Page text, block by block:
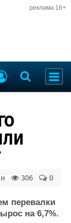
реклама 16+
0
306
перевалки
на 6,7%.